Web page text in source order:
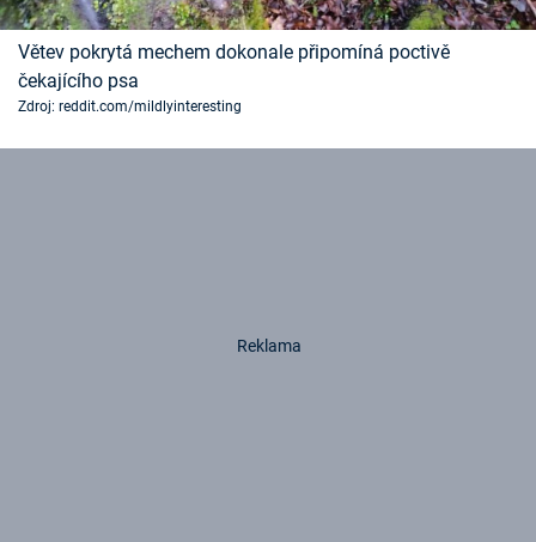
Větev pokrytá mechem dokonale připomíná poctivě
čekajícího psa
Zdroj: reddit.com/mildlyinteresting